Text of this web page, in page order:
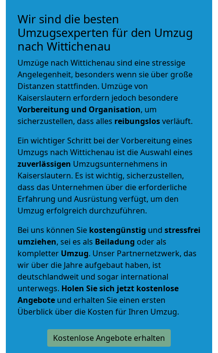
Wir sind die besten
Umzugsexperten für den Umzug
nach Wittichenau
Umzüge nach Wittichenau sind eine stressige
Angelegenheit, besonders wenn sie über große
Distanzen stattfinden. Umzüge von
Kaiserslautern erfordern jedoch besondere
Vorbereitung und Organisation, um
sicherzustellen, dass alles reibungslosverläuft.
Ein wichtiger Schritt bei der Vorbereitung eines
Umzugs nach Wittichenau ist die Auswahl eines
zuverlässigen Umzugsunternehmens in
Kaiserslautern. Es ist wichtig, sicherzustellen,
dass das Unternehmen über die erforderliche
Erfahrung und Ausrüstung verfügt, um den
Umzug erfolgreich durchzuführen.
Bei uns können Sie kostengünstig und stressfrei
umziehen, sei es als Beiladung oder als
kompletter Umzug. Unser Partnernetzwerk, das
wir über die Jahre aufgebaut haben, ist
deutschlandweit und sogar international
unterwegs. Holen Sie sich jetzt kostenlose
Angebote und erhalten Sie einen ersten
Überblick über die Kosten für Ihren Umzug.
Kostenlose Angebote erhalten